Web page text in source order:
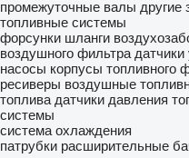
промежуточные валы другие
топливные системы
форсунки шланги
воздушного фильтра датчики
насосы корпусы топливного
ресиверы воздушные
топлива датчики давления
системы
система охлаждения
патрубки расширительные